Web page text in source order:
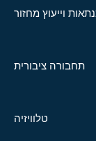
וייעוץ מחזור
תחבורה ציבורית
טלוויזיה